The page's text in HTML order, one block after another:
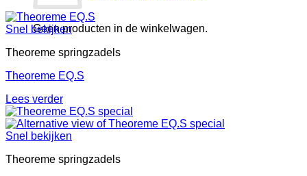
Geen producten in de winkelwagen.
Snel bekijken
Theoreme springzadels
Theoreme EQ.S
Lees verder
Snel bekijken
Theoreme springzadels